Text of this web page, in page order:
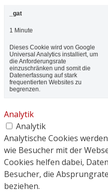
_gat
1 Minute
Dieses Cookie wird von Google
Universal Analytics installiert, um
die Anforderungsrate
einzuschränken und somit die
Datenerfassung auf stark
frequentierten Websites zu
begrenzen.
Analytik
Analytik
Analytische Cookies
wie Besucher mit der
Cookies helfen dabei,
Besucher, die
beziehen.